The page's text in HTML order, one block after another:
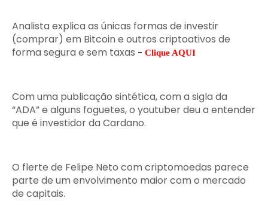
Analista explica as únicas formas de investir
(comprar) em Bitcoin e outros criptoativos de
forma segura e sem taxas - Clique AQUI
Com uma publicação sintética, com a sigla da
“ADA” e alguns foguetes, o youtuber deu a entender
que é investidor da Cardano.
O flerte de Felipe Neto com criptomoedas parece
parte de um envolvimento maior com o mercado
de capitais.